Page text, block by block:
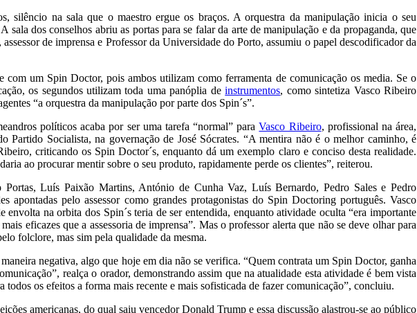
silêncio na sala que o maestro ergue os braços. A orquestra da manipulação inicia o seu
sala dos conselhos abriu as portas para se falar da arte de manipulação e da propaganda, que
de imprensa e Professor da Universidade do Porto, assumiu o papel descodificador da
com um Spin Doctor, pois ambos utilizam como ferramenta de comunicação os media. Se o
os segundos utilizam toda uma panóplia deinstrumentos, como sintetiza Vasco Ribeiro
“a orquestra da manipulação por parte dos Spin´s”.
políticos acaba por ser uma tarefa “normal” paraVasco Ribeiro, profissional na área,
Partido Socialista, na governação de José Sócrates. “A mentira não é o melhor caminho, é
criticando os Spin Doctor´s, enquanto dá um exemplo claro e conciso desta realidade.
ao procurar mentir sobre o seu produto, rapidamente perde os clientes”, reiterou.
Portas, Luís Paixão Martins, António de Cunha Vaz, Luís Bernardo, Pedro Sales e Pedro
apontadas pelo assessor como grandes protagonistas do Spin Doctoring português. Vasco
envolta na orbita dos Spin´s teria de ser entendida, enquanto atividade oculta “era importante
eficazes que a assessoria de imprensa”. Mas o professor alerta que não se deve olhar para
folclore, mas sim pela qualidade da mesma.
negativa, algo que hoje em dia não se verifica. “Quem contrata um Spin Doctor, ganha
realça o orador, demonstrando assim que na atualidade esta atividade é bem vista
os efeitos a forma mais recente e mais sofisticada de fazer comunicação”, concluiu.
americanas, do qual saiu vencedor Donald Trump e essa discussão alastrou-se ao público